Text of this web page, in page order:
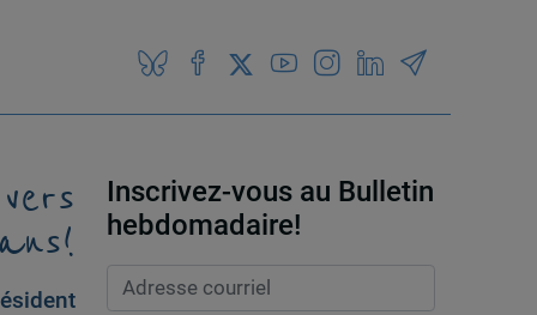
Inscrivez-vous au Bulletin
hebdomadaire!